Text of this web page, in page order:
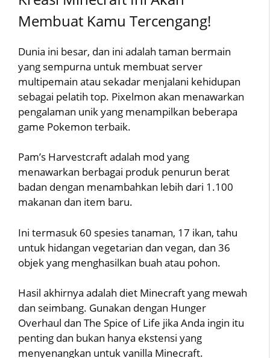
Membuat Kamu Tercengang!
Dunia ini besar, dan ini adalah taman bermain
yang sempurna untuk membuat server
multipemain atau sekadar menjalani kehidupan
sebagai pelatih top. Pixelmon akan menawarkan
pengalaman unik yang menampilkan beberapa
game Pokemon terbaik.
Pam’s Harvestcraft adalah mod yang
menawarkan berbagai produk penurun berat
badan dengan menambahkan lebih dari 1.100
makanan dan item baru.
Ini termasuk 60 spesies tanaman, 17 ikan, tahu
untuk hidangan vegetarian dan vegan, dan 36
objek yang menghasilkan buah atau pohon.
Hasil akhirnya adalah diet Minecraft yang mewah
dan seimbang. Gunakan dengan Hunger
Overhaul dan The Spice of Life jika Anda ingin itu
penting dan bukan hanya ekstensi yang
menyenangkan untuk vanilla Minecraft.